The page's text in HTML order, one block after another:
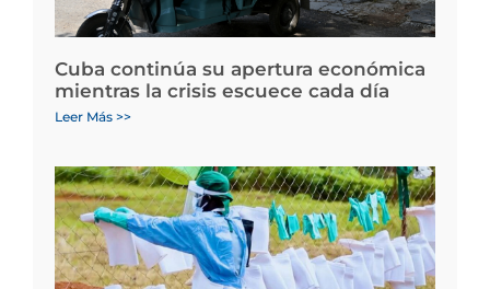
Cuba continúa su apertura económica
mientras la crisis escuece cada día
Leer Más >>